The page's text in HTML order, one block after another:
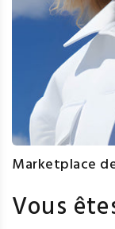
Marketplace
Vous